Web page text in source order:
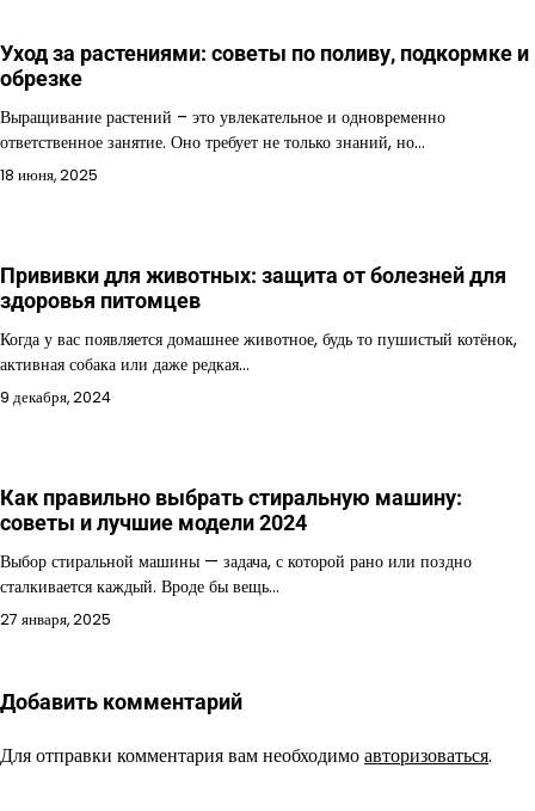
Уход за растениями: советы по поливу, подкормке и
обрезке
Выращивание растений – это увлекательное и одновременно
ответственное занятие. Оно требует не только знаний, но…
18 июня, 2025
Прививки для животных: защита от болезней для
здоровья питомцев
Когда у вас появляется домашнее животное, будь то пушистый котёнок,
активная собака или даже редкая…
9 декабря, 2024
Как правильно выбрать стиральную машину:
советы и лучшие модели 2024
Выбор стиральной машины — задача, с которой рано или поздно
сталкивается каждый. Вроде бы вещь…
27 января, 2025
Добавить комментарий
Для отправки комментария вам необходимоавторизоваться.